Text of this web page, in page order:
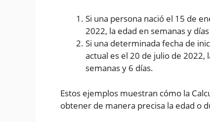
Si una persona nació el 15 de
2022, la edad en semanas y
Si una determinada fecha de
actual es el 20 de julio de 2022,
semanas y 6 días.
Estos ejemplos muestran cómo la
obtener de manera precisa la edad o